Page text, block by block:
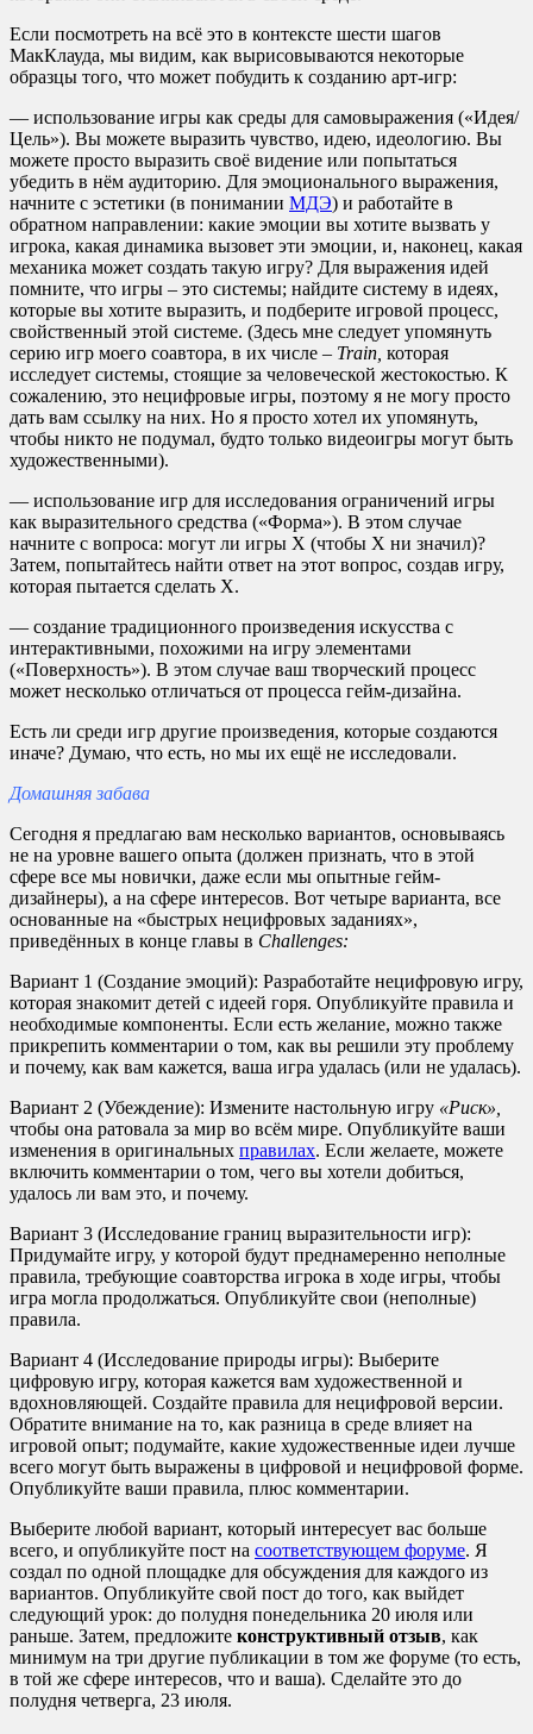
Если посмотреть на всё это в контексте шести шагов
МакКлауда, мы видим, как вырисовываются некоторые
образцы того, что может побудить к созданию арт-игр:
— использование игры как среды для самовыражения («Идея/
Цель»). Вы можете выразить чувство, идею, идеологию. Вы
можете просто выразить своё видение или попытаться
убедить в нём аудиторию. Для эмоционального выражения,
начните с эстетики (в понимании МДЭ) и работайте в
обратном направлении: какие эмоции вы хотите вызвать у
игрока, какая динамика вызовет эти эмоции, и, наконец, какая
механика может создать такую игру? Для выражения идей
помните, что игры – это системы; найдите систему в идеях,
которые вы хотите выразить, и подберите игровой процесс,
свойственный этой системе. (Здесь мне следует упомянуть
серию игр моего соавтора, в их числе – Train, которая
исследует системы, стоящие за человеческой жестокостью. К
сожалению, это нецифровые игры, поэтому я не могу просто
дать вам ссылку на них. Но я просто хотел их упомянуть,
чтобы никто не подумал, будто только видеоигры могут быть
художественными).
— использование игр для исследования ограничений игры
как выразительного средства («Форма»). В этом случае
начните с вопроса: могут ли игры Х (чтобы Х ни значил)?
Затем, попытайтесь найти ответ на этот вопрос, создав игру,
которая пытается сделать Х.
— создание традиционного произведения искусства с
интерактивными, похожими на игру элементами
(«Поверхность»). В этом случае ваш творческий процесс
может несколько отличаться от процесса гейм-дизайна.
Есть ли среди игр другие произведения, которые создаются
иначе? Думаю, что есть, но мы их ещё не исследовали.
Домашняя забава
Сегодня я предлагаю вам несколько вариантов, основываясь
не на уровне вашего опыта (должен признать, что в этой
сфере все мы новички, даже если мы опытные гейм-
дизайнеры), а на сфере интересов. Вот четыре варианта, все
основанные на «быстрых нецифровых заданиях»,
приведённых в конце главы в Challenges:
Вариант 1 (Создание эмоций): Разработайте нецифровую игру,
которая знакомит детей с идеей горя. Опубликуйте правила и
необходимые компоненты. Если есть желание, можно также
прикрепить комментарии о том, как вы решили эту проблему
и почему, как вам кажется, ваша игра удалась (или не удалась).
Вариант 2 (Убеждение): Измените настольную игру «Риск»,
чтобы она ратовала за мир во всём мире. Опубликуйте ваши
изменения в оригинальных правилах. Если желаете, можете
включить комментарии о том, чего вы хотели добиться,
удалось ли вам это, и почему.
Вариант 3 (Исследование границ выразительности игр):
Придумайте игру, у которой будут преднамеренно неполные
правила, требующие соавторства игрока в ходе игры, чтобы
игра могла продолжаться. Опубликуйте свои (неполные)
правила.
Вариант 4 (Исследование природы игры): Выберите
цифровую игру, которая кажется вам художественной и
вдохновляющей. Создайте правила для нецифровой версии.
Обратите внимание на то, как разница в среде влияет на
игровой опыт; подумайте, какие художественные идеи лучше
всего могут быть выражены в цифровой и нецифровой форме.
Опубликуйте ваши правила, плюс комментарии.
Выберите любой вариант, который интересует вас больше
всего, и опубликуйте пост на соответствующем форуме. Я
создал по одной площадке для обсуждения для каждого из
вариантов. Опубликуйте свой пост до того, как выйдет
следующий урок: до полудня понедельника 20 июля или
раньше. Затем, предложите конструктивный отзыв, как
минимум на три другие публикации в том же форуме (то есть,
в той же сфере интересов, что и ваша). Сделайте это до
полудня четверга, 23 июля.